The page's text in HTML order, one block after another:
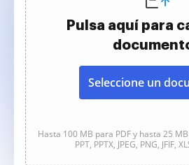
Pulsa aquí para
Seleccione un
Hasta 100 MB para PDF y hasta 25 MB
PPT, PPTX, JPEG, PNG, JFIF,